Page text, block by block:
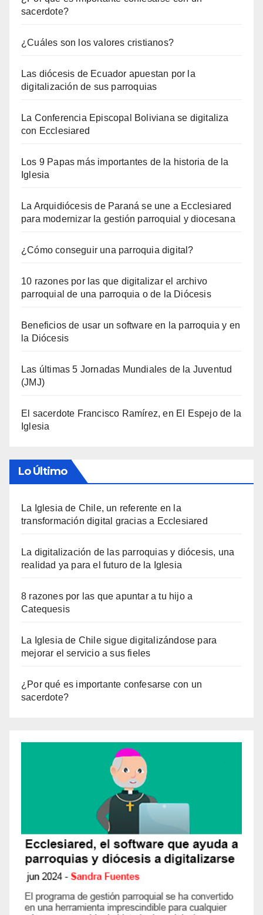
sacerdote?
¿Cuáles son los valores cristianos?
Las diócesis de Ecuador apuestan por la
digitalización de sus parroquias
La Conferencia Episcopal Boliviana se digitaliza
con Ecclesiared
Los 9 Papas más importantes de la historia de la
Iglesia
La Arquidiócesis de Paraná se une a Ecclesiared
para modernizar la gestión parroquial y diocesana
¿Cómo conseguir una parroquia digital?
10 razones por las que digitalizar el archivo
parroquial de una parroquia o de la Diócesis
Beneficios de usar un software en la parroquia y en
la Diócesis
Las últimas 5 Jornadas Mundiales de la Juventud
(JMJ)
El sacerdote Francisco Ramírez, en El Espejo de la
Iglesia
Lo Último
La Iglesia de Chile, un referente en la
transformación digital gracias a Ecclesiared
La digitalización de las parroquias y diócesis, una
realidad ya para el futuro de la Iglesia
8 razones por las que apuntar a tu hijo a
Catequesis
La Iglesia de Chile sigue digitalizándose para
mejorar el servicio a sus fieles
¿Por qué es importante confesarse con un
sacerdote?